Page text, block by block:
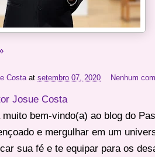
Costa atsetembro 07, 2020 Nenhum
Josue Costa
muito bem-vindo(a) ao blog do
e mergulhar em um
sua fé e te equipar para os